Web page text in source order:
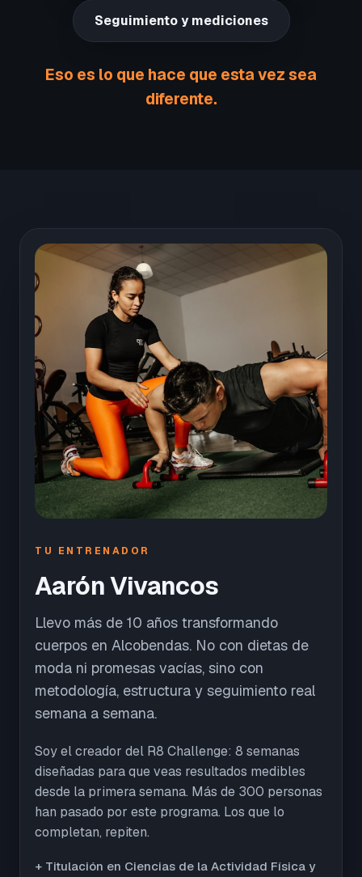
Seguimiento y mediciones
Eso es lo que hace que esta vez sea
diferente.
TU ENTRENADOR
Aarón Vivancos
Llevo más de 10 años transformando
cuerpos en Alcobendas. No con dietas de
moda ni promesas vacías, sino con
metodología, estructura y seguimiento real
semana a semana.
Soy el creador del R8 Challenge: 8 semanas
diseñadas para que veas resultados medibles
desde la primera semana. Más de 300 personas
han pasado por este programa. Los que lo
completan, repiten.
+ Titulación en Ciencias de la Actividad Física y